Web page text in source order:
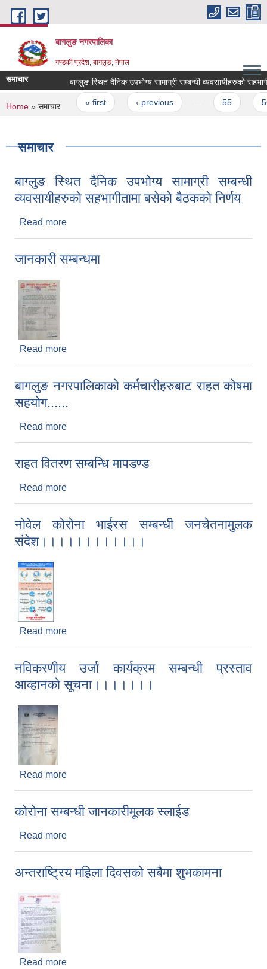
Skip to main content
बागलुङ नगरपालिका
गण्डकी प्रदेश, बागलुङ, नेपाल
समाचार बाग्लुङ स्थित दैनिक उपभोग्य सामाग्री सम्बन्धी व्यवसायीहरुको
Pages
« first ‹ previous
You are here
Home » समाचार
समाचार
बाग्लुङ स्थित दैनिक उपभोग्य सामाग्री सम्बन्धी
व्यवसायीहरुको सहभागीतामा बसेको बैठकको निर्णय
Read more
जानकारी सम्बन्धमा
Read more
बागलुङ नगरपालिकाको कर्मचारीहरुबाट राहत कोषमा
सहयोग......
Read more
राहत वितरण सम्बन्धि मापडण्ड
Read more
नोवेल कोरोना भाईरस सम्बन्धी जनचेतनामुलक
संदेश।।।।।।।।।।।।
Read more
नविकरणीय उर्जा कार्यक्रम सम्बन्धी प्रस्ताव
आव्हानको सूचना।।।।।।।
Read more
कोरोना सम्बन्धी जानकारीमूलक स्लाईड
Read more
अन्तराष्ट्रिय महिला दिवसको सबैमा शुभकामना
Read more